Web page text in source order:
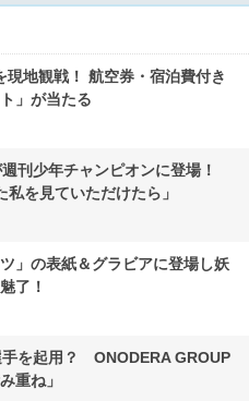
地観戦！ 航空券・宿泊費付き
」が当たる
刊少年チャンピオンに登場！
私を見ていただけたら」
」の表紙＆グラビアに登場し妖
了！
手を起用？ ONODERA GROUP
重ね」